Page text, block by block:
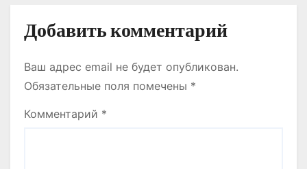
Добавить комментарий
Ваш адрес email не будет опубликован.
Обязательные поля помечены *
Комментарий *